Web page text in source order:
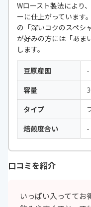
Wロースト製法により
ーに仕上がっています
の「深いコクのスペシ
が好みの方には「あま
します。
豆原産国
-
容量
タイプ
焙煎度合い
-
口コミを紹介
いっぱい入っててお